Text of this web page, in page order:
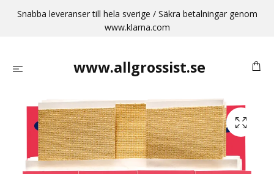
Snabba leveranser till hela sverige / Säkra betalningar genom
www.klarna.com
www.allgrossist.se